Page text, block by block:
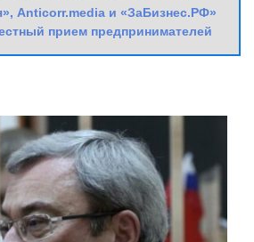
Anticorr.media и «ЗаБизнес.РФ»
прием предпринимателей